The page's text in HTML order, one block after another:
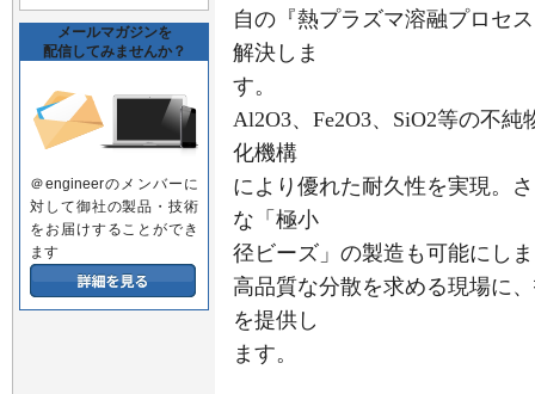
自の『熱プラズマ溶融プロセ
解決しま
す。
Al2O3、Fe2O3、SiO2等の不
化機構
により優れた耐久性を実現。
な「極小
径ビーズ」の製造も可能にし
高品質な分散を求める現場に
を提供し
ます。
メールマガジンを
配信してみませんか？
＠engineerのメンバーに
対して御社の製品・技術
をお届けすることができ
ます